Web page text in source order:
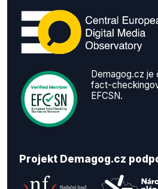
Demagog.cz je
fact-
EFCSN.
Projekt Demagog.cz